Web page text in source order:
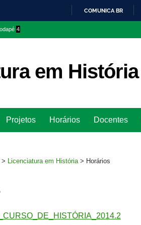
O
COMUNICA BR
4
em História
para
Projetos Horários Docentes
> Licenciatura em História > Horários